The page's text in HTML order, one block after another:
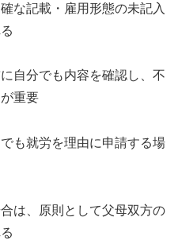
な記載・雇用形態の未記入
自分でも内容を確認し、不
重要
も就労を理由に申請する場
は、原則として父母双方の